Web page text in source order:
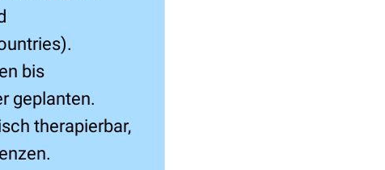
bis
geplanten.
therapierbar,